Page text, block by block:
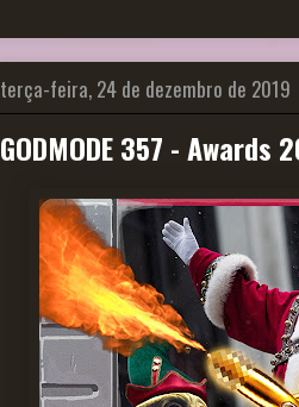
terça-feira, 24 de dezembro de 2019
GODMODE 357 - Awards